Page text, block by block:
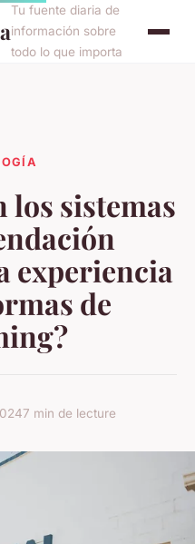
Tu fuente diaria de
información sobre
todo lo que importa
los sistemas
experiencia
de
7 min de lecture